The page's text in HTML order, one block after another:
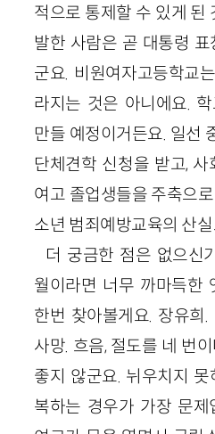
적으로 통제할 수 있게 된
발한 사람은 곧 대통령
군요. 비원여자고등학교
라지는 것은 아니에요.
만들 예정이거든요. 일선
단체견학 신청을 받고,
여고 졸업생들을 주축으
소년 범죄예방교육의 산
더 궁금한 점은 없으신
월이라면 너무 까마득한
한번 찾아볼게요. 장유희
사망. 흐음, 절도를 네 번
좋지 않군요. 뉘우치지
복하는 경우가 가장 문제